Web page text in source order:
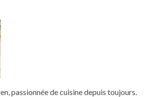
passionnée de cuisine depuis toujours.